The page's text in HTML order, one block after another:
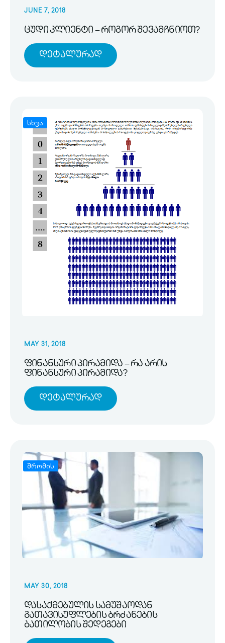
JUNE 7, 2018
ცუდი კლიენტი – როგორ შევამჩნიოთ?
Დეტალურად
სხვა
MAY 31, 2018
ფინანსური პირამიდა – რა არის
ფინანსური პირამიდა?
Დეტალურად
შრომის
MAY 30, 2018
დასაქმებულის სამუშაოდან
გათავისუფლების ბრძანების
ბათილობის შედეგები